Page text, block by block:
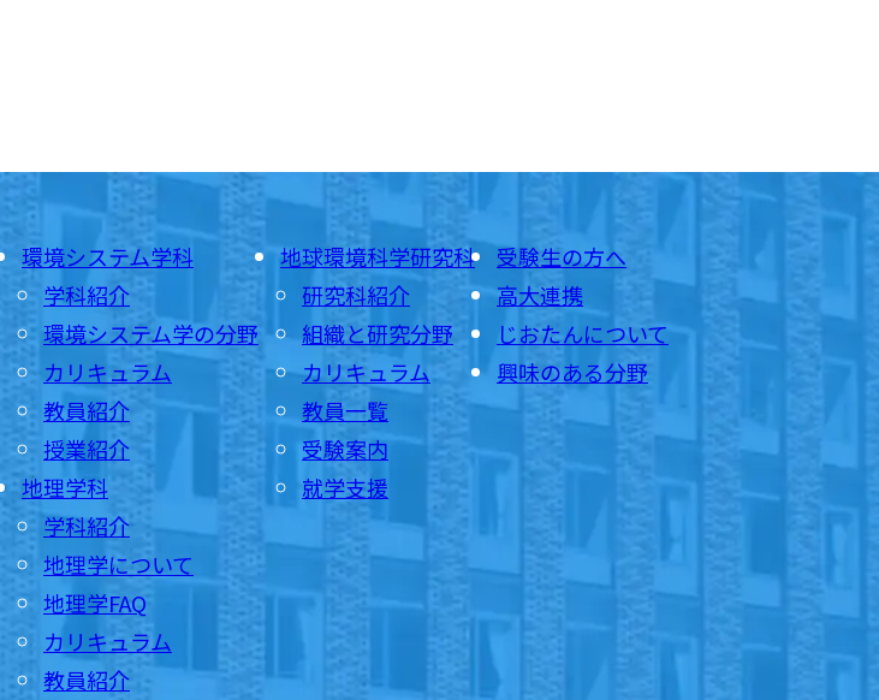
環境システム学科
学科紹介
環境システム学の分野
カリキュラム
教員紹介
授業紹介
地理学科
学科紹介
地理学について
地理学FAQ
カリキュラム
教員紹介
地球環境科学研究科
研究科紹介
組織と研究分野
カリキュラム
教員一覧
受験案内
就学支援
受験生の方へ
高大連携
じおたんについて
興味のある分野